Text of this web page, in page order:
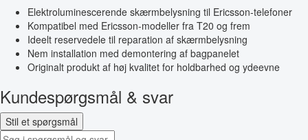
Elektroluminescerende skærmbelysning til Ericsson-telefoner
Kompatibel med Ericsson-modeller fra T20 og frem
Ideelt reservedele til reparation af skærmbelysning
Nem installation med demontering af bagpanelet
Originalt produkt af høj kvalitet for holdbarhed og ydeevne
Kundespørgsmål & svar
Stil et spørgsmål